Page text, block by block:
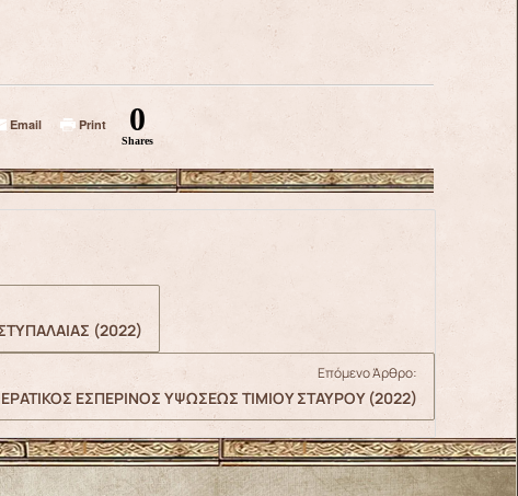
Email Print 0
Shares
(2022)
Επόμενο Άρθρο:
ΕΣΠΕΡΙΝΟΣ ΥΨΩΣΕΩΣ ΤΙΜΙΟΥ ΣΤΑΥΡΟΥ (2022)